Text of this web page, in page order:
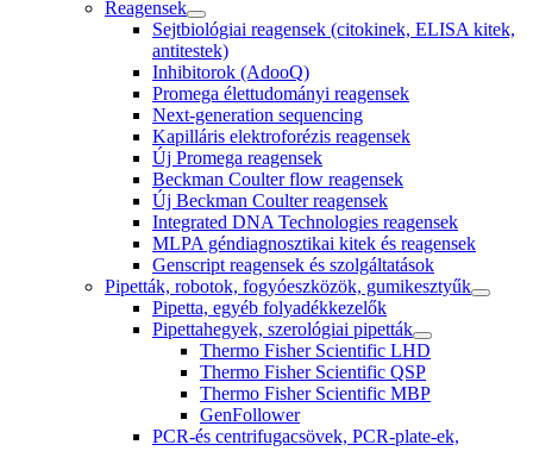
Reagensek
Sejtbiológiai reagensek (citokinek, ELISA kitek,
antitestek)
Inhibitorok (AdooQ)
Promega élettudományi reagensek
Next-generation sequencing
Kapilláris elektroforézis reagensek
Új Promega reagensek
Beckman Coulter flow reagensek
Új Beckman Coulter reagensek
Integrated DNA Technologies reagensek
MLPA géndiagnosztikai kitek és reagensek
Genscript reagensek és szolgáltatások
Pipetták, robotok, fogyóeszközök, gumikesztyűk
Pipetta, egyéb folyadékkezelők
Pipettahegyek, szerológiai pipetták
Thermo Fisher Scientific LHD
Thermo Fisher Scientific QSP
Thermo Fisher Scientific MBP
GenFollower
PCR-és centrifugacsövek, PCR-plate-ek,